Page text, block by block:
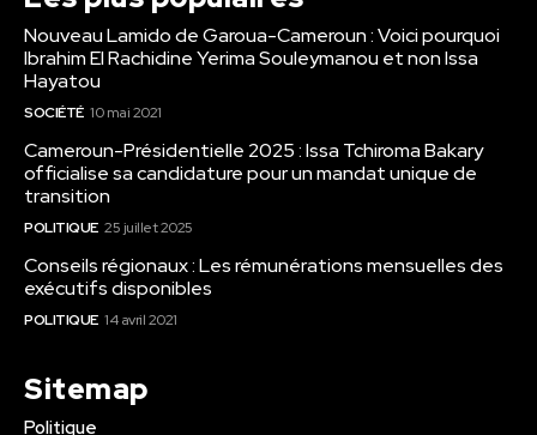
Nouveau Lamido de Garoua-Cameroun : Voici pourquoi
Ibrahim El Rachidine Yerima Souleymanou et non Issa
Hayatou
SOCIÉTÉ 10 mai 2021
Cameroun-Présidentielle 2025 : Issa Tchiroma Bakary
officialise sa candidature pour un mandat unique de
transition
POLITIQUE 25 juillet 2025
Conseils régionaux : Les rémunérations mensuelles des
exécutifs disponibles
POLITIQUE 14 avril 2021
Sitemap
Politique